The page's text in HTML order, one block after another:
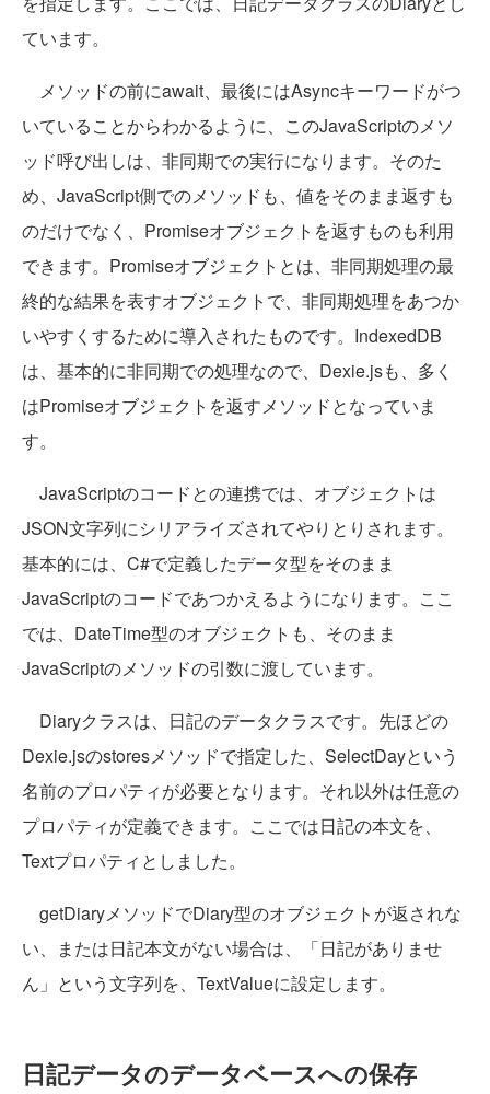
ています。
メソッドの前にawait、最後にはAsyncキーワードがつ
いていることからわかるように、このJavaScriptのメソ
ッド呼び出しは、非同期での実行になります。そのた
め、JavaScript側でのメソッドも、値をそのまま返すも
のだけでなく、Promiseオブジェクトを返すものも利用
できます。Promiseオブジェクトとは、非同期処理の最
終的な結果を表すオブジェクトで、非同期処理をあつか
いやすくするために導入されたものです。IndexedDB
は、基本的に非同期での処理なので、Dexie.jsも、多く
はPromiseオブジェクトを返すメソッドとなっていま
す。
JavaScriptのコードとの連携では、オブジェクトは
JSON文字列にシリアライズされてやりとりされます。
基本的には、C#で定義したデータ型をそのまま
JavaScriptのコードであつかえるようになります。ここ
では、DateTime型のオブジェクトも、そのまま
JavaScriptのメソッドの引数に渡しています。
Diaryクラスは、日記のデータクラスです。先ほどの
Dexie.jsのstoresメソッドで指定した、SelectDayという
名前のプロパティが必要となります。それ以外は任意の
プロパティが定義できます。ここでは日記の本文を、
Textプロパティとしました。
getDiaryメソッドでDiary型のオブジェクトが返されな
い、または日記本文がない場合は、「日記がありませ
ん」という文字列を、TextValueに設定します。
日記データのデータベースへの保存